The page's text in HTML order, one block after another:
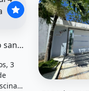
na garageme4
no bairro
Casa À Venda no Bairro santa Rita
3
e